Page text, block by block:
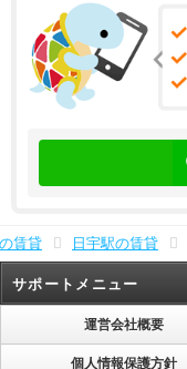
賃貸 日宇駅の賃貸
サポートメニュー
運営会社概要
個人情報保護方針